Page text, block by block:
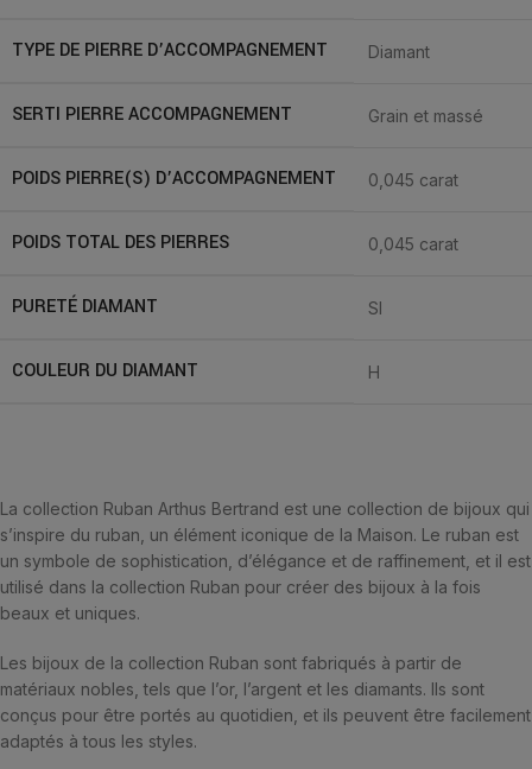
TYPE DE PIERRE D’ACCOMPAGNEMENT Diamant
SERTI PIERRE ACCOMPAGNEMENT Grain et massé
POIDS PIERRE(S) D’ACCOMPAGNEMENT 0,045 carat
POIDS TOTAL DES PIERRES 0,045 carat
PURETÉ DIAMANT SI
COULEUR DU DIAMANT H
La collection Ruban Arthus Bertrand est une collection de bijoux qui
s’inspire du ruban, un élément iconique de la Maison. Le ruban est
un symbole de sophistication, d’élégance et de raffinement, et il est
utilisé dans la collection Ruban pour créer des bijoux à la fois
beaux et uniques.
Les bijoux de la collection Ruban sont fabriqués à partir de
matériaux nobles, tels que l’or, l’argent et les diamants. Ils sont
conçus pour être portés au quotidien, et ils peuvent être facilement
adaptés à tous les styles.